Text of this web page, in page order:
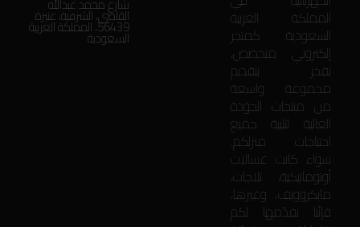
المملكة العربية
السعودية. كمتجر
إلكتروني متخصص،
نفخر بتقديم
مجموعة واسعة
من منتجات الجودة
العالية لتلبية جميع
احتياجات منزلكم.
سواء كانت غسالات
أوتوماتيكية، ثلاجات،
مايكروويف، وغيرها،
فإنّنا نقدّمها لكم
شارع محمد عبدالله
القاضي، الشرقية، عنيزة
56439، المملكة العربية
السعودية